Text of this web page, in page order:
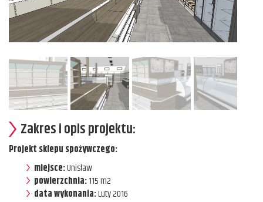
Zakres i opis projektu:
Projekt sklepu spożywczego:
miejsce:Unisław
powierzchnia:115 m2
data wykonania:Luty 2016